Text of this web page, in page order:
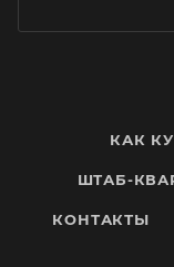
КАК
ШТАБ-
КОНТАКТЫ